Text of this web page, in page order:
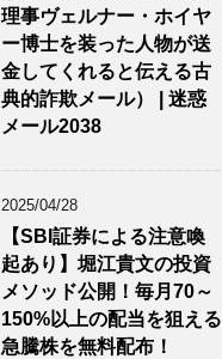
理事ヴェルナー・ホイヤ
ー博士を装った人物が送
金してくれると伝える古
典的詐欺メール） | 迷惑
メール2038
2025/04/28
【SBI証券による注意喚
起あり】堀江貴文の投資
メソッド公開！毎月70～
150%以上の配当を狙える
急騰株を無料配布！